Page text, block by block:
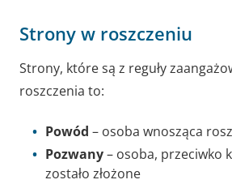
Strony w roszczeniu
Strony, które są z reguły
roszczenia to:
Powód – osoba wnosząca
Pozwany– osoba, przeciwko
zostało złożone